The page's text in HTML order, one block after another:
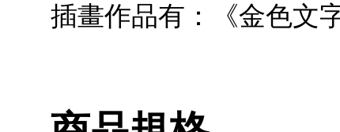
插畫作品有：《金色文